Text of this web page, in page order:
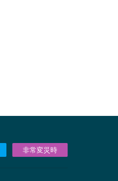
非常変災時